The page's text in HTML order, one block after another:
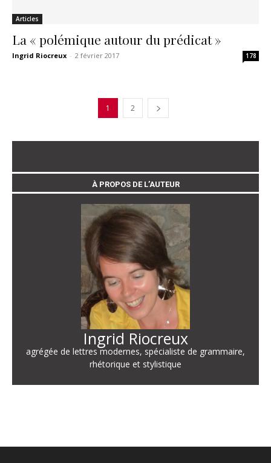
Articles
La « polémique autour du prédicat »
Ingrid Riocreux - 2 février 2017 178
1 2
À PROPOS DE L’AUTEUR
Ingrid Riocreux
agrégée de lettres modernes, spécialiste de grammaire,
rhétorique et stylistique